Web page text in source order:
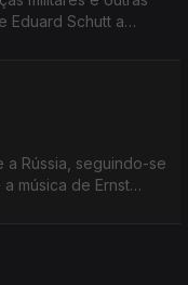
Eduard Schutt a
a Rússia, seguindo-se
música de Ernst